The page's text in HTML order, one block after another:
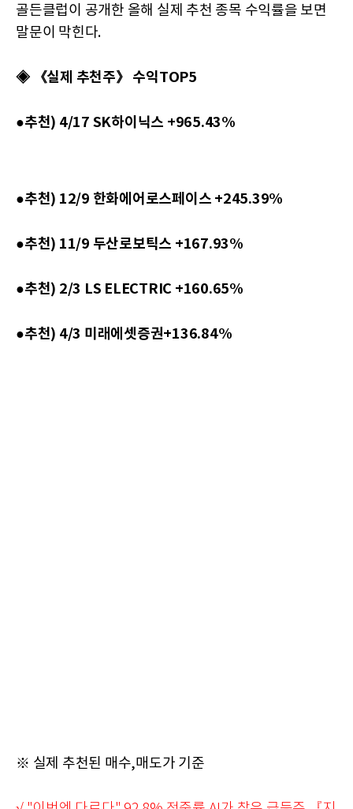
골든클럽이 공개한 올해 실제 추천 종목 수익률을 보면
말문이 막힌다.
◈ 《실제 추천주》 수익TOP5
●추천) 4/17 SK하이닉스 +965.43%
●추천) 12/9 한화에어로스페이스 +245.39%
●추천) 11/9 두산로보틱스 +167.93%
●추천) 2/3 LS ELECTRIC +160.65%
●추천) 4/3 미래에셋증권+136.84%
※ 실제 추천된 매수,매도가 기준